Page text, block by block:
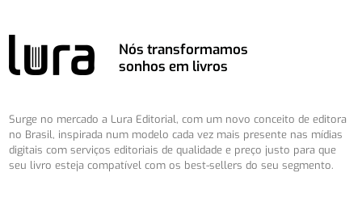
Nós transformamos
sonhos em livros
Surge no mercado a Lura Editorial, com um novo conceito de editora
no Brasil, inspirada num modelo cada vez mais presente nas mídias
digitais com serviços editoriais de qualidade e preço justo para que
seu livro esteja compatível com os best-sellers do seu segmento.